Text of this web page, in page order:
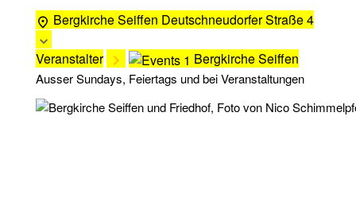
Bergkirche Seiffen Deutschneudorfer Straße 4
Veranstalter Bergkirche Seiffen
Ausser Sundays, Feiertags und bei Veranstaltungen